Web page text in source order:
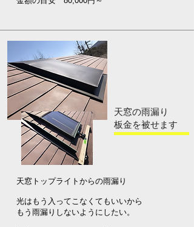
天窓の雨漏り
​板金を被せます
天窓トップライトからの雨漏り
光はもう入ってこなくてもいいから
もう雨漏りしないようにしたい。​